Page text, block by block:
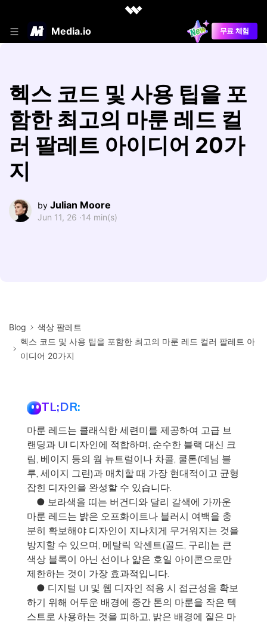
Media.io 무료 체험
헥스 코드 및 사용 팁을 포
함한 최고의 마룬 레드 컬
러 팔레트 아이디어 20가
지
by Julian Moore
Jun 11, 26 ·14 min(s)
Blog
색상 팔레트
헥스 코드 및 사용 팁을 포함한 최고의 마룬 레드 컬러 팔레트 아
이디어 20가지
TL;DR:
마룬 레드는 클래식한 세련미를 제공하여 고급 브
랜딩과 UI 디자인에 적합하며, 순수한 블랙 대신 크
림, 베이지 등의 웜 뉴트럴이나 차콜, 쿨톤(데님 블
루, 세이지 그린)과 매치할 때 가장 현대적이고 균형
잡힌 디자인을 완성할 수 있습니다.
● 보라색을 띠는 버건디와 달리 갈색에 가까운
마룬 레드는 밝은 오프화이트나 블러시 여백을 충
분히 확보해야 디자인이 지나치게 무거워지는 것을
방지할 수 있으며, 메탈릭 악센트(골드, 구리)는 큰
색상 블록이 아닌 선이나 얇은 호일 아이콘으로만
제한하는 것이 가장 효과적입니다.
● 디지털 UI 및 웹 디자인 적용 시 접근성을 확보
하기 위해 어두운 배경에 중간 톤의 마룬을 작은 텍
스트로 사용하는 것을 피하고, 밝은 배경에 짙은 마